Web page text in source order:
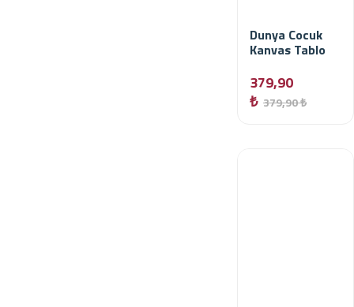
Dunya Cocuk
Kanvas Tablo
379,90
₺ 379,90 ₺